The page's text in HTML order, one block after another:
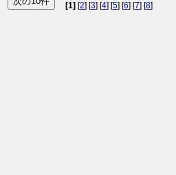
[1] [2] [3] [4] [5] [6] [7] [8]